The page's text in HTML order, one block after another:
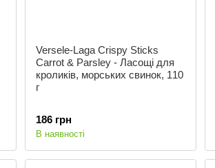
Versele-Laga Crispy Sticks
Carrot & Parsley - Ласощі для
кроликів, морських свинок, 110
г
186 грн
В наявності